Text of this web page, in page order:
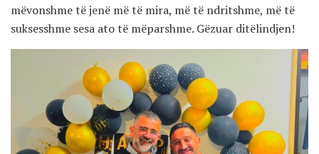
mëvonshme të jenë më të mira, më të ndritshme, më të
suksesshme sesa ato të mëparshme. Gëzuar ditëlindjen!